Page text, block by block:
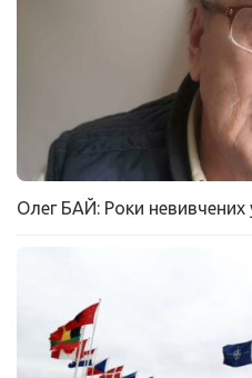
Олег БАЙ: Роки невивчених